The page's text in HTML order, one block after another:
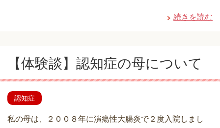
続きを読む
【体験談】認知症の母について
認知症
私の母は、２００８年に潰瘍性大腸炎で２度入院しまし